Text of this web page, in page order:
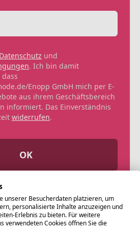
Datenschutz und
. Ich bin damit
Enopp GmbH mich per E-
aus ihrem Geschäftsbereich
informiert. Das Einverständnis
widerrufen.
OK
unserer Besucherdaten platzieren, um
personalisierte Inhalte anzuzeigen und
Erlebnis zu bieten. Für weitere
verwendeten Cookies öffnen Sie die